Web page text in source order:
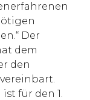
Der
dem
den
für den 1.